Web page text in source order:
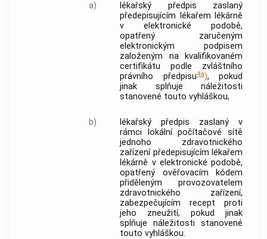
a)
lékařský předpis zaslaný
předepisujícím lékařem lékárně
v elektronické podobě,
opatřený zaručeným
elektronickým podpisem
založeným na kvalifikovaném
certifikátu podle zvláštního
právního předpisu4a), pokud
jinak splňuje náležitosti
stanovené touto vyhláškou,
b) lékařský předpis zaslaný v
rámci lokální počítačové sítě
jednoho zdravotnického
zařízení předepisujícím lékařem
lékárně v elektronické podobě,
opatřený ověřovacím kódem
přiděleným provozovatelem
zdravotnického zařízení,
zabezpečujícím recept proti
jeho zneužití, pokud jinak
splňuje náležitosti stanovené
touto vyhláškou.